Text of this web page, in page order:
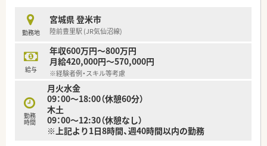
【職場環境と雰囲気】
■採光が取れた明るく心地よい待合室と、整理整頓された清潔感
あふれる設備の中で気持ちよく実務に励むことができる環境で
す。
■薬剤師と事務スタッフの連携が非常にスムーズで、お互いを尊
重し助け合う風土が根付いているため馴染みやすい職場です。
■店舗内は最新機器の導入が進んでおり、効率的に業務をこなせ
るだけでなく、ミスを防ぐための仕組み作りが徹底されていま
す。
【求人情報について】
■正社員の勤務薬剤師として、年収550万円から最大700万円と
勤務地
宮城県 登米市
陸前豊里駅 (JR気仙沼線)
給与
年収600万円～800万円
月給420,000円～570,000円
※経験者例・スキル等考慮
勤務
時間
月火水金
09：00～18:00（休憩60分）
木土
09：00～12:30（休憩なし）
※上記より1日8時間、週40時間以内の勤務